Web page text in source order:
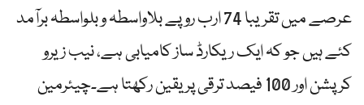
عرصے میں تقریبا 74 ارب روپے بلاواسطہ و بلواسطہ برآمد
کئے ہیں جو کہ ایک ریکارڈ ساز کامیابی ہے، نیب زیرو
کرپشن اور 100 فیصد ترقی پر یقین رکھتا ہے۔چیئرمین